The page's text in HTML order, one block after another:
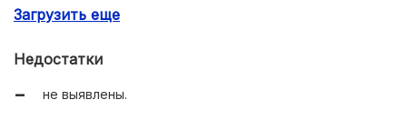
универсальная рукоять.
Загрузить еще
Недостатки
не выявлены.